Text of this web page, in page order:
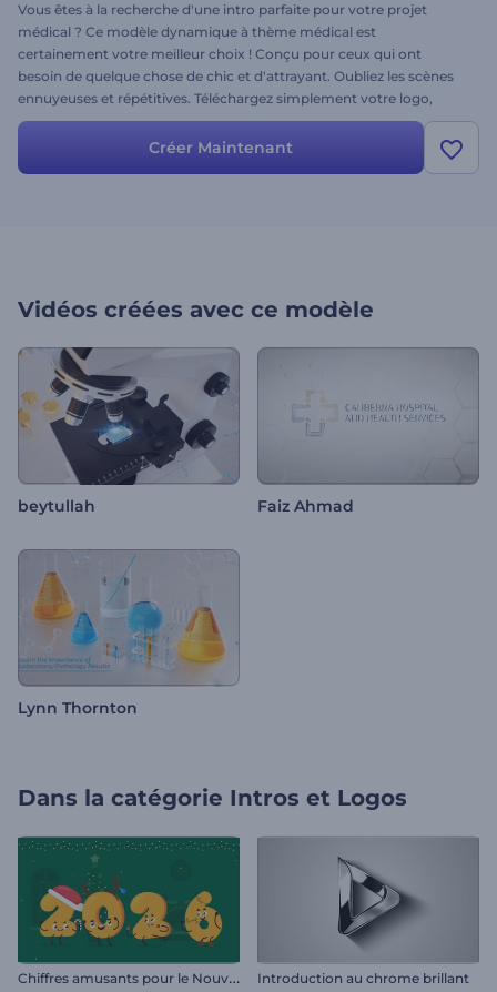
Vous êtes à la recherche d'une intro parfaite pour votre projet
médical ? Ce modèle dynamique à thème médical est
certainement votre meilleur choix ! Conçu pour ceux qui ont
besoin de quelque chose de chic et d'attrayant. Oubliez les scènes
ennuyeuses et répétitives. Téléchargez simplement votre logo,
tapez votre slogan et obtenez une ouverture professionnelle en
quelques minutes. Idéale pour les promotions d'hôpitaux, les
présentations médicales, les offres spéciales, les émissions
Créer Maintenant
Vidéos créées avec ce modèle
beytullah Faiz Ahmad
Lynn Thornton
Dans la catégorie Intros et Logos
C
hiffres amusants pour le Nouvel An Introduction au chrome brillant